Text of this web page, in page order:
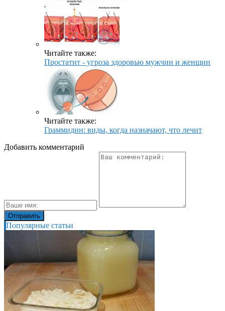
Читайте также:
Простатит - угроза здоровью мужчин и женщин
Читайте также:
Граммидин: виды, когда назначают, что лечит
Добавить комментарий
Популярные статьи